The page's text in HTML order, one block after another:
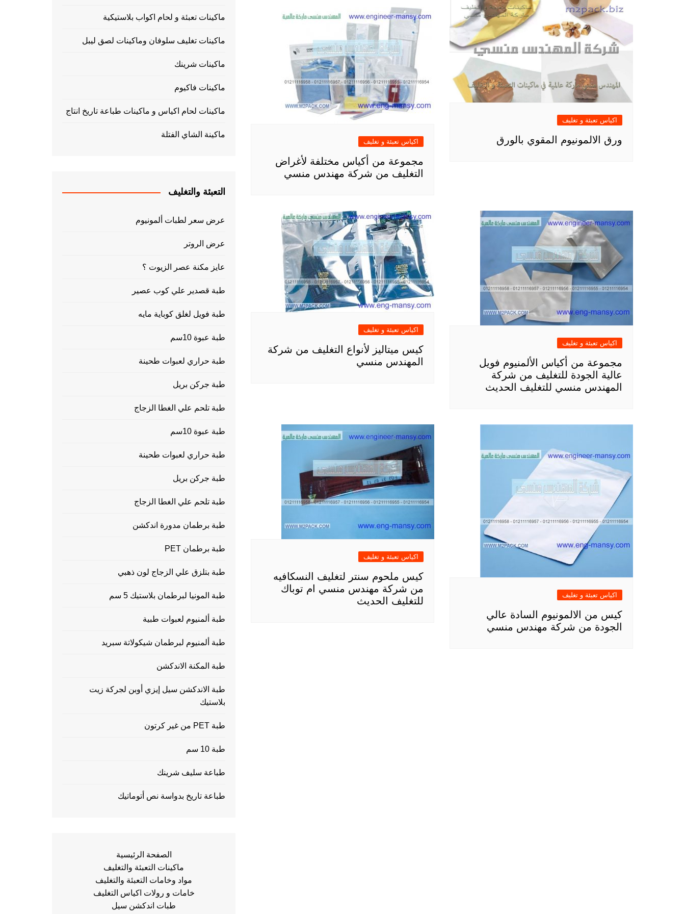
اكياس تعبئة و تغليف
ورق الالمونيوم المقوي بالورق اكياس تعبئة و تغليف
مجموعة من أكياس مختلفة لأغراض
التغليف من شركة مهندس منسي
اكياس تعبئة و تغليف
مجموعة من أكياس الألمنيوم فويل
عالية الجودة للتغليف من شركة
المهندس منسي للتغليف الحديث
اكياس تعبئة و تغليف
كيس ميتاليز لأنواع التغليف من شركة
المهندس منسي
اكياس تعبئة و تغليف
كيس من الالمونيوم السادة عالي
الجودة من شركة مهندس منسي
اكياس تعبئة و تغليف
كيس ملحوم سنتر لتغليف النسكافيه
من شركة مهندس منسي ام توباك
للتغليف الحديث
ماكينات تعبئة و لحام اكواب بلاستيكية
ماكينات تغليف سلوفان وماكينات لصق ليبل
ماكينات شرينك
ماكينات فاكيوم
ماكينات لحام اكياس و ماكينات طباعة تاريخ انتاج
ماكينة الشاي الفتلة
التعبئة والتغليف
عرض سعر لطبات ألمونيوم
عرض الروتر
عايز مكنة عصر الزيوت ؟
طبة قصدير علي كوب عصير
طبة فويل لغلق كوباية مايه
طبة عبوة 10سم
طبة حراري لعبوات طحينة
طبة جركن بريل
طبة تلحم علي الغطا الزجاج
طبة عبوة 10سم
طبة حراري لعبوات طحينة
طبة جركن بريل
طبة تلحم علي الغطا الزجاج
طبة برطمان مدورة اندكشن
طبة برطمان PET
طبة بتلزق علي الزجاج لون ذهبي
طبة المونيا لبرطمان بلاستيك 5 سم
طبة ألمنيوم لعبوات طبية
طبة ألمنيوم لبرطمان شيكولاتة سبريد
طبة المكنة الاندكشن
طبة الاندكشن سيل إيزي أوبن لجركة زيت
بلاستيك
طبة PET من غير كرتون
طبة 10 سم
طباعة سليف شرينك
طباعة تاريخ بدواسة نص أتوماتيك
الصفحة الرئيسية
ماكينات التعبئة والتغليف
مواد وخامات التعبئة والتغليف
خامات و رولات اكياس التغليف
طبات اندكشن سيل